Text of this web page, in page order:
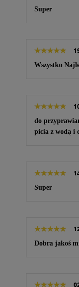
Super
Wszystko
do
picia z wodą i
Super
Dobra jakoś